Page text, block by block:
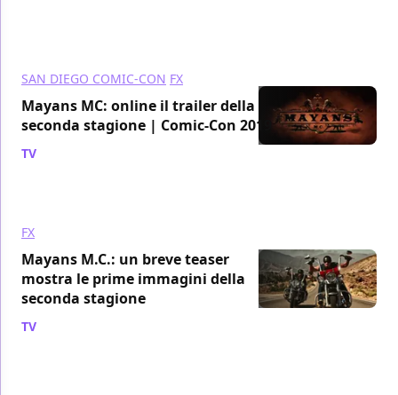
SAN DIEGO COMIC-CON FX
Mayans MC: online il trailer della
seconda stagione | Comic-Con 2019
TV
FX
Mayans M.C.: un breve teaser
mostra le prime immagini della
seconda stagione
TV